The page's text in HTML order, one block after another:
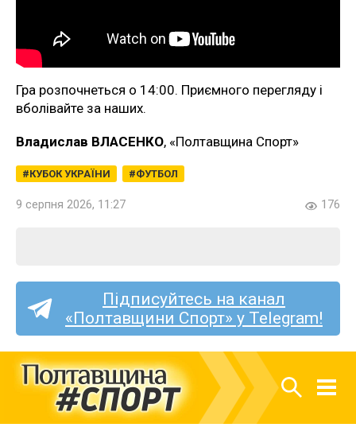
Гра розпочнеться о 14:00. Приємного перегляду і
вболівайте за наших.
Владислав ВЛАСЕНКО, «Полтавщина Спорт»
КУБОК УКРАЇНИ ФУТБОЛ
9 серпня 2026, 11:27 176
Підписуйтесь на канал
«Полтавщини Спорт» у Telegram!